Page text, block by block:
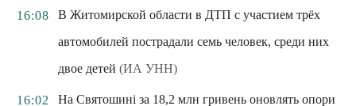
16:08
В Житомирской области в ДТП с участием трёх
автомобилей пострадали семь человек, среди них
двое детей (ИА УНН)
16:02 На Святошині за 18,2 млн гривень оновлять опори